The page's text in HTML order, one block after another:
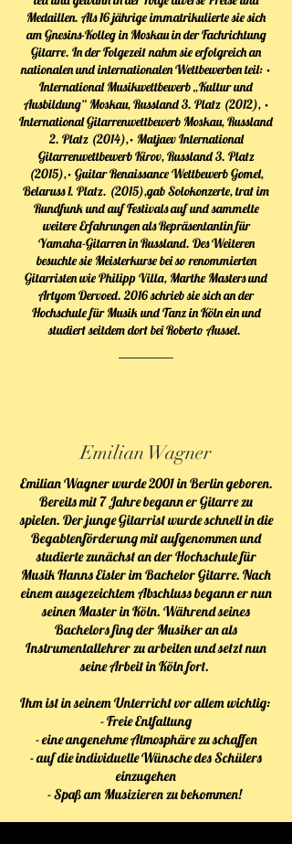
Medaillen. Als 16 jährige immatrikulierte sie sich
am Gnesins-Kolleg in Moskau in der Fachrichtung
Gitarre. In der Folgezeit nahm sie erfolgreich an
nationalen und internationalen Wettbewerben teil: ·
International Musikwettbewerb „Kultur und
Ausbildung“ Moskau, Russland 3. Platz (2012), ·
International Gitarrenwettbewerb Moskau, Russland
2. Platz (2014),· Matjaev International
Gitarrenwettbewerb Kirov, Russland 3. Platz
(2015),· Guitar Renaissance Wettbewerb Gomel,
Belaruss 1. Platz. (2015),gab Solokonzerte, trat im
Rundfunk und auf Festivals auf und sammelte
weitere Erfahrungen als Repräsentantin für
Yamaha-Gitarren in Russland. Des Weiteren
besuchte sie Meisterkurse bei so renommierten
Gitarristen wie Philipp Villa, Marthe Masters und
Artyom Dervoed. 2016 schrieb sie sich an der
Hochschule für Musik und Tanz in Köln ein und
studiert seitdem dort bei Roberto Aussel.
Emilian Wagner
Emilian Wagner wurde 2001 in Berlin geboren.
Bereits mit 7 Jahre begann er Gitarre zu
spielen. Der junge Gitarrist wurde schnell in die
Begabtenförderung mit aufgenommen und
studierte zunächst an der Hochschule für
Musik Hanns Eisler im Bachelor Gitarre. Nach
einem ausgezeichtem Abschluss begann er nun
seinen Master in Köln. Während seines
Bachelors fing der Musiker an als
Instrumentallehrer zu arbeiten und setzt nun
seine Arbeit in Köln fort.
Ihm ist in seinem Unterricht vor allem wichtig:
- Freie Entfaltung
- eine angenehme Atmosphäre zu schaffen
- auf die individuelle Wünsche des Schülers
einzugehen
- Spaß am Musizieren zu bekommen!